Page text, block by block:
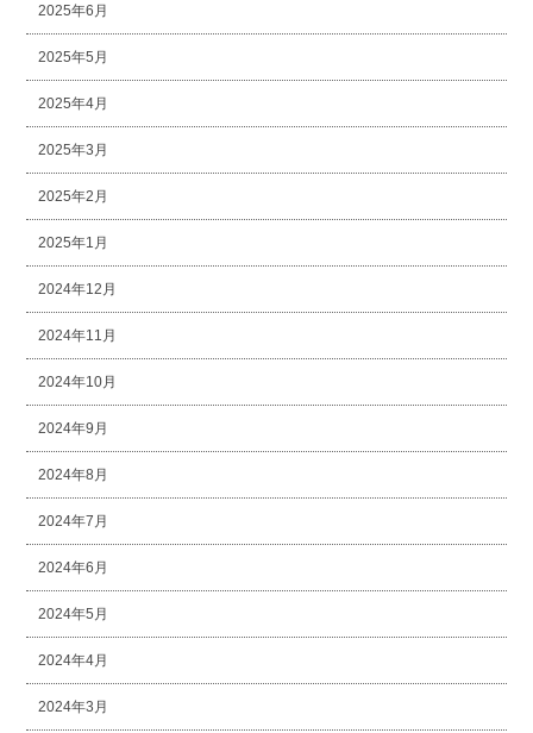
2025年6月
2025年5月
2025年4月
2025年3月
2025年2月
2025年1月
2024年12月
2024年11月
2024年10月
2024年9月
2024年8月
2024年7月
2024年6月
2024年5月
2024年4月
2024年3月